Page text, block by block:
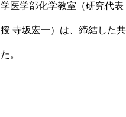
学医学部化学教室（研究代
授 寺坂宏一）は、締結した
た。